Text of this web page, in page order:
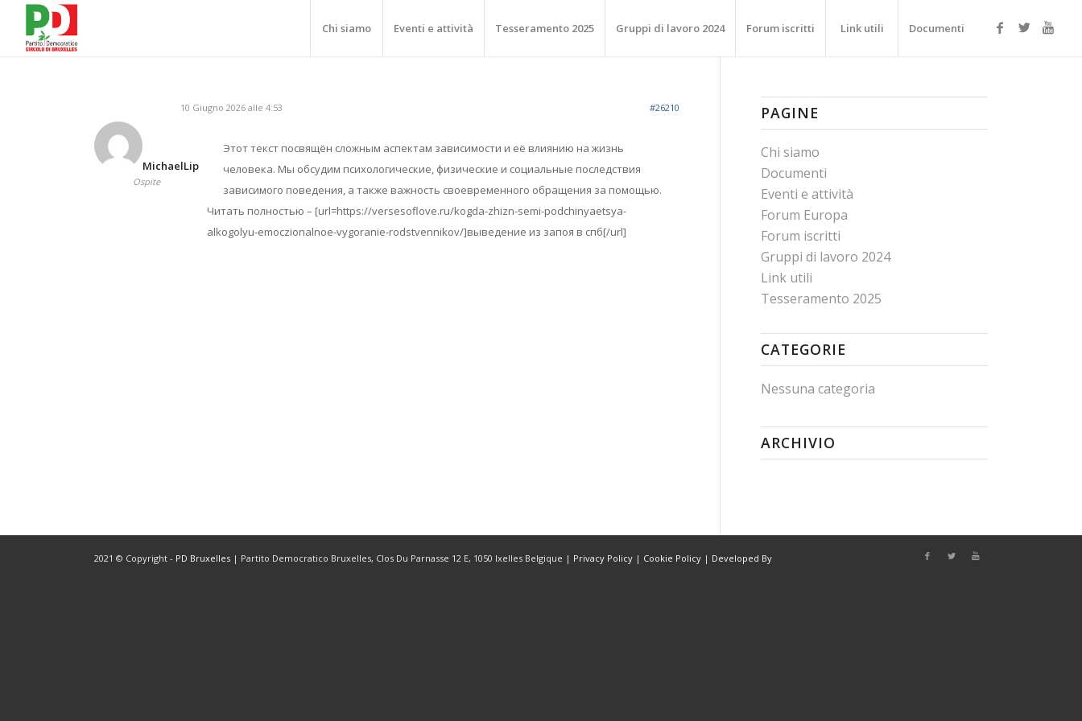
Chi siamo Eventi e attività Tesseramento 2025 Gruppi di lavoro 2024 Forum iscritti Link utili Documenti
10 Giugno 2026 alle 4:53 #26210
MichaelLip
Ospite
Этот текст посвящён сложным аспектам зависимости и её влиянию на жизнь
человека. Мы обсудим психологические, физические и социальные последствия
зависимого поведения, а также важность своевременного обращения за помощью.
Читать полностью – [url=https://versesoflove.ru/kogda-zhizn-semi-podchinyaetsya-
alkogolyu-emoczionalnoe-vygoranie-rodstvennikov/]выведение из запоя в спб[/url]
PAGINE
Chi siamo
Documenti
Eventi e attività
Forum Europa
Forum iscritti
Gruppi di lavoro 2024
Link utili
Tesseramento 2025
CATEGORIE
Nessuna categoria
ARCHIVIO
2021 © Copyright - PD Bruxelles | Partito Democratico Bruxelles, Clos Du Parnasse 12 E, 1050 Ixelles Belgique | Privacy Policy | Cookie Policy | Developed By